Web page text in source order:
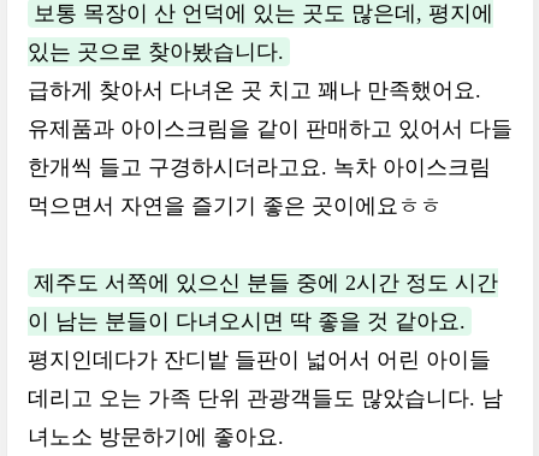
보통 목장이 산 언덕에 있는 곳도 많은데, 평지에
있는 곳으로 찾아봤습니다.
급하게 찾아서 다녀온 곳 치고 꽤나 만족했어요.
유제품과 아이스크림을 같이 판매하고 있어서 다들
한개씩 들고 구경하시더라고요. 녹차 아이스크림
먹으면서 자연을 즐기기 좋은 곳이에요ㅎㅎ
제주도 서쪽에 있으신 분들 중에 2시간 정도 시간
이 남는 분들이 다녀오시면 딱 좋을 것 같아요.
평지인데다가 잔디밭 들판이 넓어서 어린 아이들
데리고 오는 가족 단위 관광객들도 많았습니다. 남
녀노소 방문하기에 좋아요.